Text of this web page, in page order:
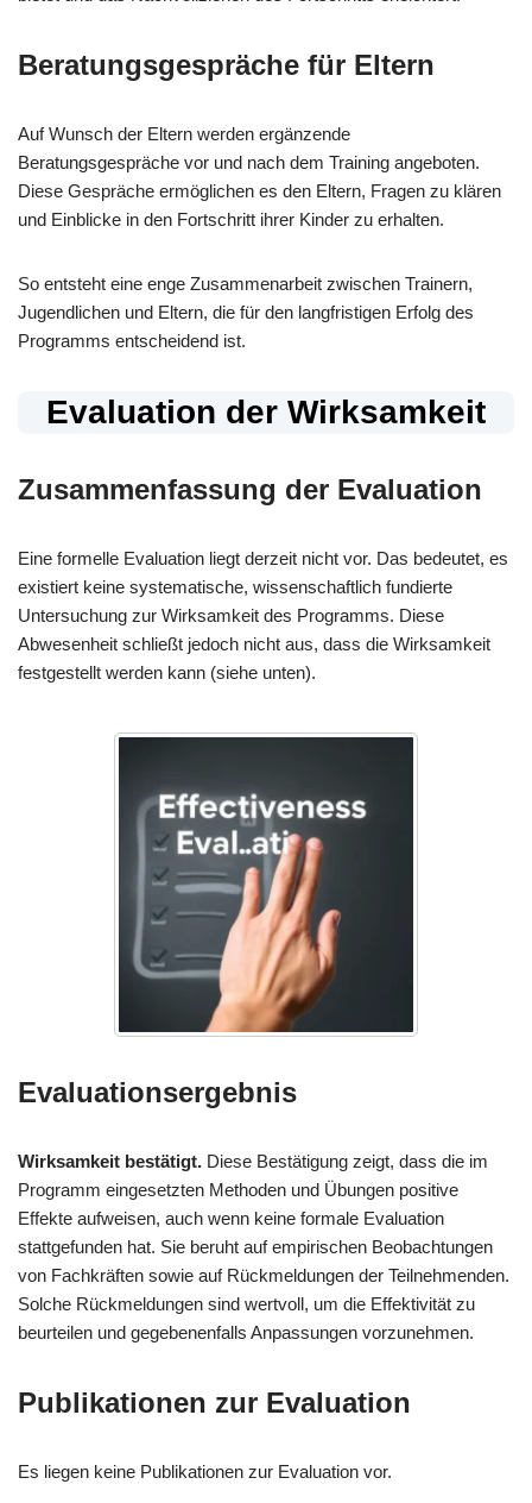
Beratungsgespräche für Eltern
Auf Wunsch der Eltern werden ergänzende
Beratungsgespräche vor und nach dem Training angeboten.
Diese Gespräche ermöglichen es den Eltern, Fragen zu klären
und Einblicke in den Fortschritt ihrer Kinder zu erhalten.
So entsteht eine enge Zusammenarbeit zwischen Trainern,
Jugendlichen und Eltern, die für den langfristigen Erfolg des
Programms entscheidend ist.
Evaluation der Wirksamkeit
Zusammenfassung der Evaluation
Eine formelle Evaluation liegt derzeit nicht vor. Das bedeutet, es
existiert keine systematische, wissenschaftlich fundierte
Untersuchung zur Wirksamkeit des Programms. Diese
Abwesenheit schließt jedoch nicht aus, dass die Wirksamkeit
festgestellt werden kann (siehe unten).
Evaluationsergebnis
Wirksamkeit bestätigt. Diese Bestätigung zeigt, dass die im
Programm eingesetzten Methoden und Übungen positive
Effekte aufweisen, auch wenn keine formale Evaluation
stattgefunden hat. Sie beruht auf empirischen Beobachtungen
von Fachkräften sowie auf Rückmeldungen der Teilnehmenden.
Solche Rückmeldungen sind wertvoll, um die Effektivität zu
beurteilen und gegebenenfalls Anpassungen vorzunehmen.
Publikationen zur Evaluation
Es liegen keine Publikationen zur Evaluation vor.